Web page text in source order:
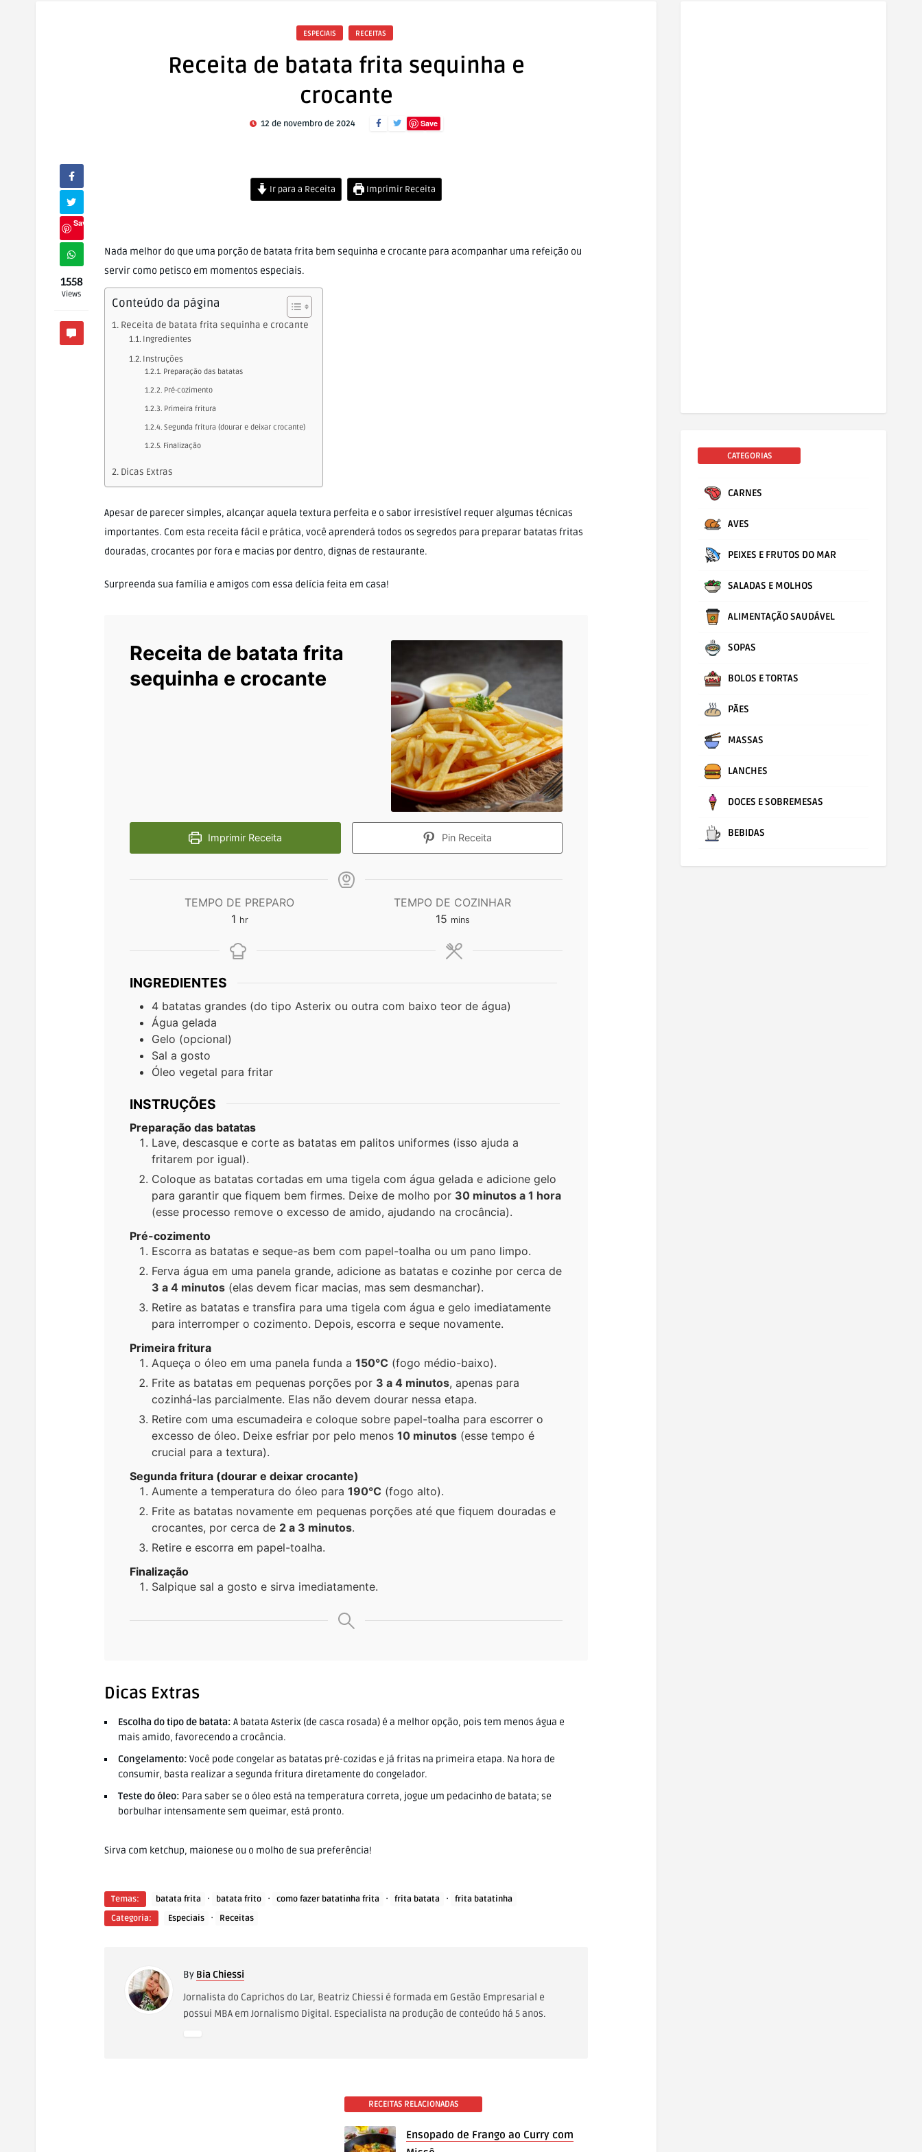
ESPECIAIS RECEITAS
Receita de batata frita sequinha e
crocante
12 de novembro de 2024 Save
Save
1558
Views
Ir para a Receita Imprimir Receita
Nada melhor do que uma porção de batata frita bem sequinha e crocante para acompanhar uma refeição ou
servir como petisco em momentos especiais.
Conteúdo da página
Receita de batata frita sequinha e crocante
Ingredientes
Instruções
Preparação das batatas
Pré-cozimento
Primeira fritura
Segunda fritura (dourar e deixar crocante)
Finalização
Dicas Extras
Apesar de parecer simples, alcançar aquela textura perfeita e o sabor irresistível requer algumas técnicas
importantes. Com esta receita fácil e prática, você aprenderá todos os segredos para preparar batatas fritas
douradas, crocantes por fora e macias por dentro, dignas de restaurante.
Surpreenda sua família e amigos com essa delícia feita em casa!
Receita de batata frita
sequinha e crocante
Imprimir Receita Pin Receita
TEMPO DE PREPARO
1hour
hr
TEMPO DE COZINHAR
15minutes
mins
INGREDIENTES
4 batatas grandes (do tipo Asterix ou outra com baixo teor de água)
Água gelada
Gelo (opcional)
Sal a gosto
Óleo vegetal para fritar
INSTRUÇÕES
Preparação das batatas
Lave, descasque e corte as batatas em palitos uniformes (isso ajuda a
fritarem por igual).
Coloque as batatas cortadas em uma tigela com água gelada e adicione gelo
para garantir que fiquem bem firmes. Deixe de molho por 30 minutos a 1 hora
(esse processo remove o excesso de amido, ajudando na crocância).
Pré-cozimento
Escorra as batatas e seque-as bem com papel-toalha ou um pano limpo.
Ferva água em uma panela grande, adicione as batatas e cozinhe por cerca de
3 a 4 minutos (elas devem ficar macias, mas sem desmanchar).
Retire as batatas e transfira para uma tigela com água e gelo imediatamente
para interromper o cozimento. Depois, escorra e seque novamente.
Primeira fritura
Aqueça o óleo em uma panela funda a 150°C (fogo médio-baixo).
Frite as batatas em pequenas porções por 3 a 4 minutos, apenas para
cozinhá-las parcialmente. Elas não devem dourar nessa etapa.
Retire com uma escumadeira e coloque sobre papel-toalha para escorrer o
excesso de óleo. Deixe esfriar por pelo menos 10 minutos (esse tempo é
crucial para a textura).
Segunda fritura (dourar e deixar crocante)
Aumente a temperatura do óleo para 190°C (fogo alto).
Frite as batatas novamente em pequenas porções até que fiquem douradas e
crocantes, por cerca de 2 a 3 minutos.
Retire e escorra em papel-toalha.
Finalização
Salpique sal a gosto e sirva imediatamente.
Dicas Extras
Escolha do tipo de batata: A batata Asterix (de casca rosada) é a melhor opção, pois tem menos água e
mais amido, favorecendo a crocância.
Congelamento: Você pode congelar as batatas pré-cozidas e já fritas na primeira etapa. Na hora de
consumir, basta realizar a segunda fritura diretamente do congelador.
Teste do óleo: Para saber se o óleo está na temperatura correta, jogue um pedacinho de batata; se
borbulhar intensamente sem queimar, está pronto.
Sirva com ketchup, maionese ou o molho de sua preferência!
Temas: batata frita · batata frito · como fazer batatinha frita · frita batata ·
frita batatinha
Categoria:
Especiais · Receitas
By Bia Chiessi
Jornalista do Caprichos do Lar, Beatriz Chiessi é formada em Gestão Empresarial e
possui MBA em Jornalismo Digital. Especialista na produção de conteúdo há 5 anos.
RECEITAS RELACIONADAS
Ensopado de Frango ao Curry com
CATEGORIAS
CARNES
AVES
PEIXES E FRUTOS DO MAR
SALADAS E MOLHOS
ALIMENTAÇÃO SAUDÁVEL
SOPAS
BOLOS E TORTAS
PÃES
MASSAS
LANCHES
DOCES E SOBREMESAS
BEBIDAS